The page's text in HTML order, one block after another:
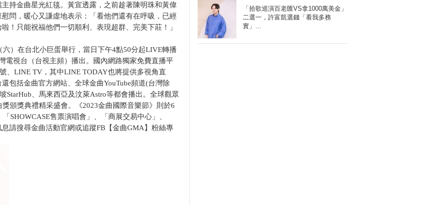
持金曲星光紅毯。黃宣透露，之前趁著陳明珠和黃偉
問，暖心又謙虛地表示：「看他們還有在呼吸，已經
！只能祝福他們一切順利、表現超群、完美下莊！」
）在台北小巨蛋舉行，當日下午4點50分起LIVE轉播
電視台（台視主頻）播出。國內網路獨家免費直播平
、LINE TV，其中LINE TODAY也將提供多視角直
包括金曲官方網站、全球金曲YouTube頻道(台灣除
StarHub、馬來西亞及汶萊Astro等都會播出。全球觀眾
頒獎典禮精采盛會。《2023金曲國際音樂節》則於6
SHOWCASE售票演唱會」、「商展交易中心」、
請搜尋金曲活動官網或追蹤FB【金曲GMA】粉絲專
「拾歌巡演百老匯VS拿1000萬美金」
二選一，許富凱選錢「看我多務
實」...